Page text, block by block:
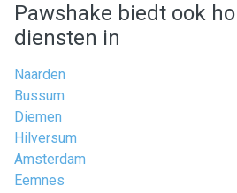
Pawshake biedt ook
diensten in
Naarden
Bussum
Diemen
Hilversum
Amsterdam
Eemnes